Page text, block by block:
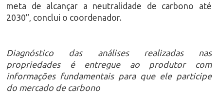
meta de alcançar a neutralidade de carbono até
2030”, conclui o coordenador.
Diagnóstico das análises realizadas nas
propriedades é entregue ao produtor com
informações fundamentais para que ele participe
do mercado de carbono